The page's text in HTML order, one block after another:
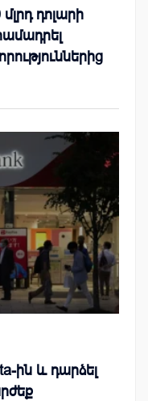
դոլարի
ին և դարձել